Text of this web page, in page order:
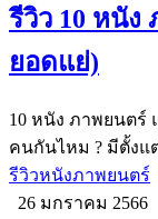
รีวิว 10 หนัง
ยอดแย่)
10 หนัง ภาพยนตร์
คนกันไหม ? มีตั้งแ
รีวิวหนังภาพยนตร์
26 มกราคม 2566